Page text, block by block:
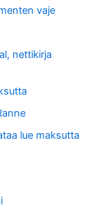
vaje
nettikirja
lue maksutta